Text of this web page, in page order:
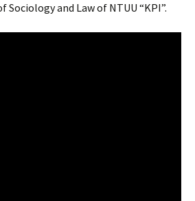
Sociology and Law of NTUU “KPI”.